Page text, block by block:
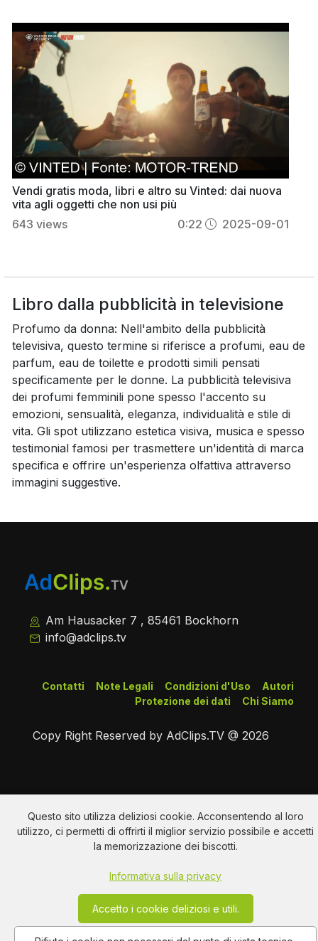
Questo sito utilizza deliziosi cookie. Acconsentendo al loro
utilizzo, ci permetti di offrirti il miglior servizio possibile e accetti
la memorizzazione dei biscotti.
Informativa sulla privacy
Accetto i cookie deliziosi e utili.
Vendi gratis moda, libri e altro su Vinted: dai nuova
vita agli oggetti che non usi più
643 views 0:22 2025-09-01
Libro dalla pubblicità in televisione
Profumo da donna: Nell'ambito della pubblicità
televisiva, questo termine si riferisce a profumi, eau de
parfum, eau de toilette e prodotti simili pensati
specificamente per le donne. La pubblicità televisiva
dei profumi femminili pone spesso l'accento su
emozioni, sensualità, eleganza, individualità e stile di
vita. Gli spot utilizzano estetica visiva, musica e spesso
testimonial famosi per trasmettere un'identità di marca
specifica e offrire un'esperienza olfattiva attraverso
immagini suggestive.
Am Hausacker 7 , 85461 Bockhorn
info@adclips.tv
Autori
Condizioni d'Uso
Note Legali
Contatti
Chi Siamo
Protezione dei dati
Copy Right Reserved by AdClips.TV @ 2026